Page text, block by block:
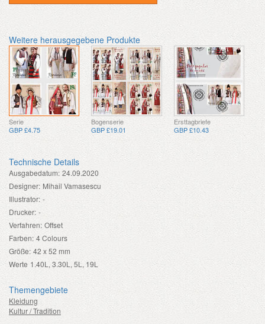
Weitere herausgegebene Produkte
Serie
GBP £4.75
Bogenserie
GBP £19.01
Ersttagbriefe
GBP £10.43
Technische Details
Ausgabedatum: 24.09.2020
Designer: Mihail Vamasescu
Illustrator: -
Drucker: -
Verfahren: Offset
Farben: 4 Colours
Größe: 42 x 52 mm
Werte 1.40L, 3.30L, 5L, 19L
Themengebiete
Kleidung
Kultur / Tradition